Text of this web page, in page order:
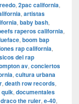
, 2pac california,
, artistas
, baby bash,
raperos california,
, boom bap
rap california,
del rap
av, conciertos
, cultura urbana
, death row records,
quik, documentales
draco the ruler, e-40,